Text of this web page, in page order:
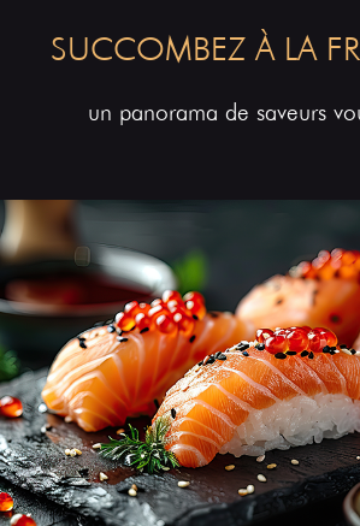
SUCCOMBEZ À LA
un panorama de saveurs